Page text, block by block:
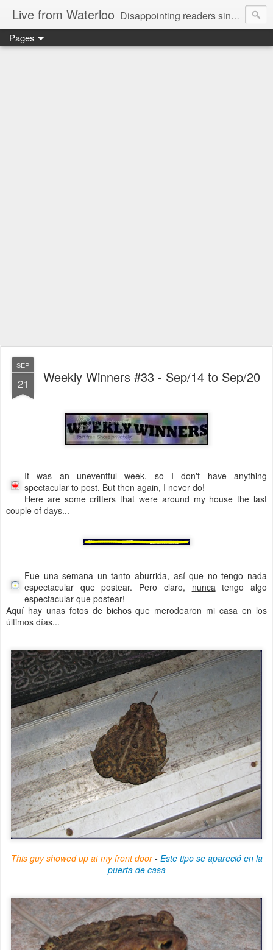
Live from Waterloo Disappointing readers since 2006
Pages
SEP
21 Weekly Winners #33 - Sep/14 to Sep/20
It was an uneventful week, so I don't have anything
spectacular to post. But then again, I never do!
Here are some critters that were around my house the last
couple of days...
Fue una semana un tanto aburrida, así que no tengo nada
espectacular que postear. Pero claro, nuncatengo algo
espectacular que postear!
Aquí hay unas fotos de bichos que merodearon mi casa en los
últimos días...
This guy showed up at my front door- Este tipo se apareció en la
puerta de casa